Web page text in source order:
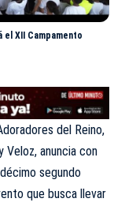
XII Campamento
del Reino,
Veloz, anuncia con
segundo
que busca llevar